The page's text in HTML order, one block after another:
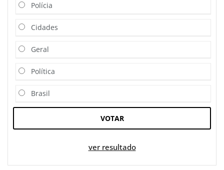
Polícia
Cidades
Geral
Política
Brasil
VOTAR
ver resultado